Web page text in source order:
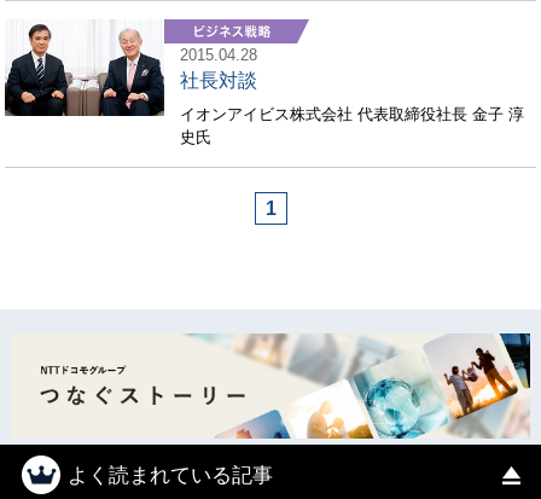
2015.04.28
社長対談
イオンアイビス株式会社 代表取締役社長 金子 淳
史氏
1
よく読まれている記事